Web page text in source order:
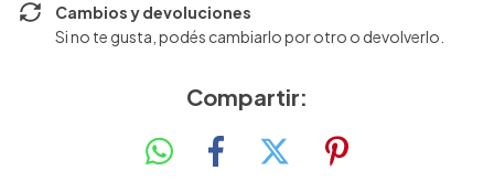
Cambios y devoluciones
Si no te gusta, podés cambiarlo por otro o devolverlo.
Compartir: